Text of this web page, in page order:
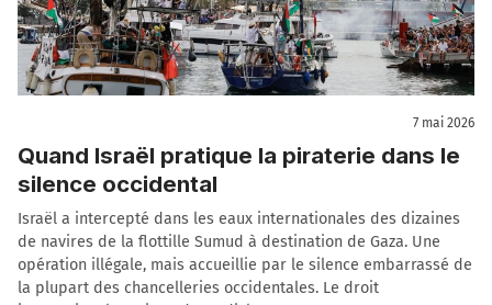
7 mai 2026
Quand Israël pratique la piraterie dans le
silence occidental
Israël a intercepté dans les eaux internationales des dizaines
de navires de la flottille Sumud à destination de Gaza. Une
opération illégale, mais accueillie par le silence embarrassé de
la plupart des chancelleries occidentales. Le droit